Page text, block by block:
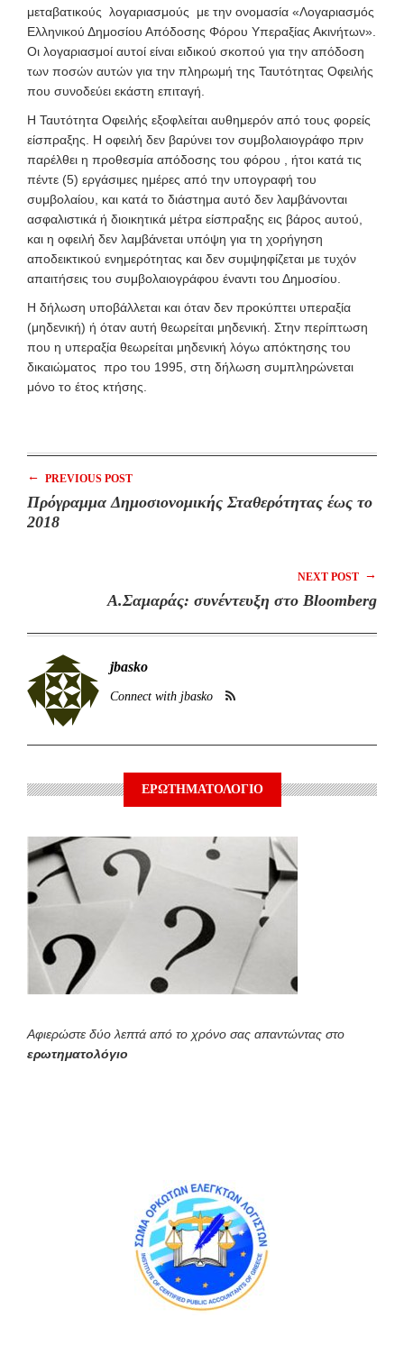
μεταβατικούς λογαριασμούς με την ονομασία «Λογαριασμός
Ελληνικού Δημοσίου Απόδοσης Φόρου Υπεραξίας Ακινήτων».
Οι λογαριασμοί αυτοί είναι ειδικού σκοπού για την απόδοση
των ποσών αυτών για την πληρωμή της Ταυτότητας Οφειλής
που συνοδεύει εκάστη επιταγή.
Η Ταυτότητα Οφειλής εξοφλείται αυθημερόν από τους φορείς
είσπραξης. Η οφειλή δεν βαρύνει τον συμβολαιογράφο πριν
παρέλθει η προθεσμία απόδοσης του φόρου , ήτοι κατά τις
πέντε (5) εργάσιμες ημέρες από την υπογραφή του
συμβολαίου, και κατά το διάστημα αυτό δεν λαμβάνονται
ασφαλιστικά ή διοικητικά μέτρα είσπραξης εις βάρος αυτού,
και η οφειλή δεν λαμβάνεται υπόψη για τη χορήγηση
αποδεικτικού ενημερότητας και δεν συμψηφίζεται με τυχόν
απαιτήσεις του συμβολαιογράφου έναντι του Δημοσίου.
Η δήλωση υποβάλλεται και όταν δεν προκύπτει υπεραξία
(μηδενική) ή όταν αυτή θεωρείται μηδενική. Στην περίπτωση
που η υπεραξία θεωρείται μηδενική λόγω απόκτησης του
δικαιώματος προ του 1995, στη δήλωση συμπληρώνεται
μόνο το έτος κτήσης.
← PREVIOUS POST
Πρόγραμμα Δημοσιονομικής Σταθερότητας έως το
2018
NEXT POST →
A.Σαμαράς: συνέντευξη στο Bloomberg
jbasko
Connect with jbasko
ΕΡΩΤΗΜΑΤΟΛΟΓΙΟ
Αφιερώστε δύο λεπτά από το χρόνο σας απαντώντας στο
ερωτηματολόγιο